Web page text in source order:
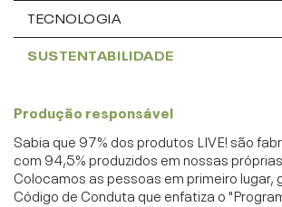
TECNOLOGIA
SUSTENTABILIDADE
Produção responsável
Sabia que 97% dos produtos LIVE! são
com 94,5% produzidos em nossas
Colocamos as pessoas em primeiro lugar,
Código de Conduta que enfatiza o